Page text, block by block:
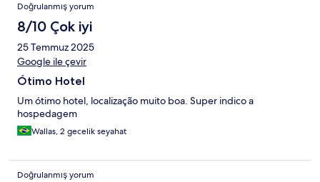
Doğrulanmış yorum
8/10 Çok iyi
25 Temmuz 2025
Google ile çevir
Ótimo Hotel
Um ótimo hotel, localização muito boa. Super indico a
hospedagem
Wallas, 2 gecelik seyahat
Doğrulanmış yorum